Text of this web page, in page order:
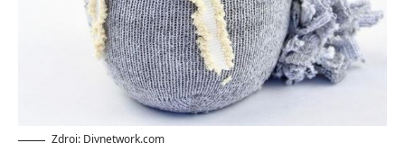
Zdroj: Diynetwork.com